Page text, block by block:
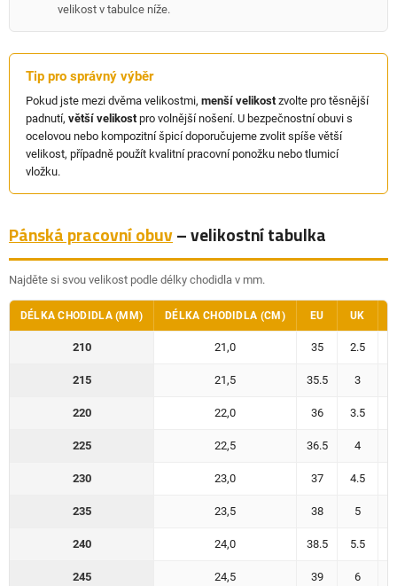
velikost v tabulce níže.
Tip pro správný výběr
Pokud jste mezi dvěma velikostmi, menší velikostzvolte pro těsnější
padnutí, větší velikostpro volnější nošení. U bezpečnostní obuvi s
ocelovou nebo kompozitní špicí doporučujeme zvolit spíše větší
velikost, případně použít kvalitní pracovní ponožku nebo tlumicí
vložku.
Pánská pracovní obuv– velikostní tabulka
Najděte si svou velikost podle délky chodidla v mm.
DÉLKA CHODIDLA (MM) DÉLKA CHODIDLA (CM) EU UK
210 21,0 35 2.5
215 21,5 35.5 3
220 22,0 36 3.5
225 22,5 36.5 4
230 23,0 37 4.5
235 23,5 38 5
240 24,0 38.5 5.5
245 24,5 39 6